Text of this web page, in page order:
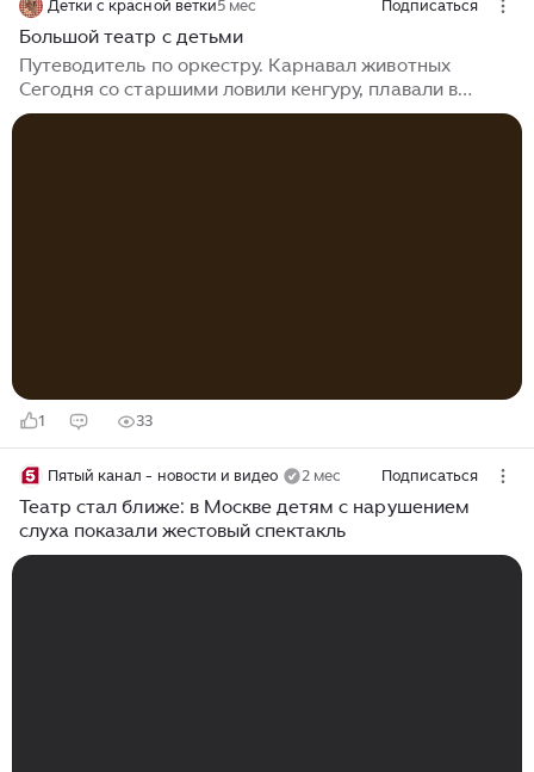
Детки с красной ветки5 мес Подписаться
Большой театр с детьми
Путеводитель по оркестру. Карнавал животных
Сегодня со старшими ловили кенгуру, плавали в
аквариуме и танцевали с лебедем в Большом театре.
1 33
Пятый канал - новости и видео 2 мес Подписаться
Театр стал ближе: в Москве детям с нарушением
слуха показали жестовый спектакль